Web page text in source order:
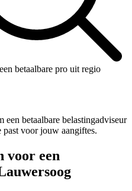
betaalbare pro uit regio
een betaalbare belastingadviseur
voor jouw aangiftes.
voor een